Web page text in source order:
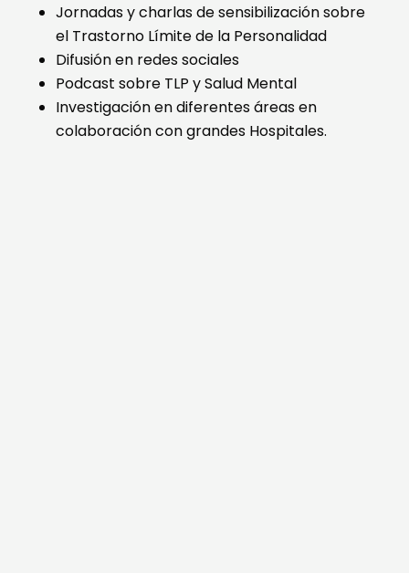
Jornadas y charlas de sensibilización sobre
el Trastorno Límite de la Personalidad
Difusión en redes sociales
Podcast sobre TLP y Salud Mental
Investigación en diferentes áreas en
colaboración con grandes Hospitales.